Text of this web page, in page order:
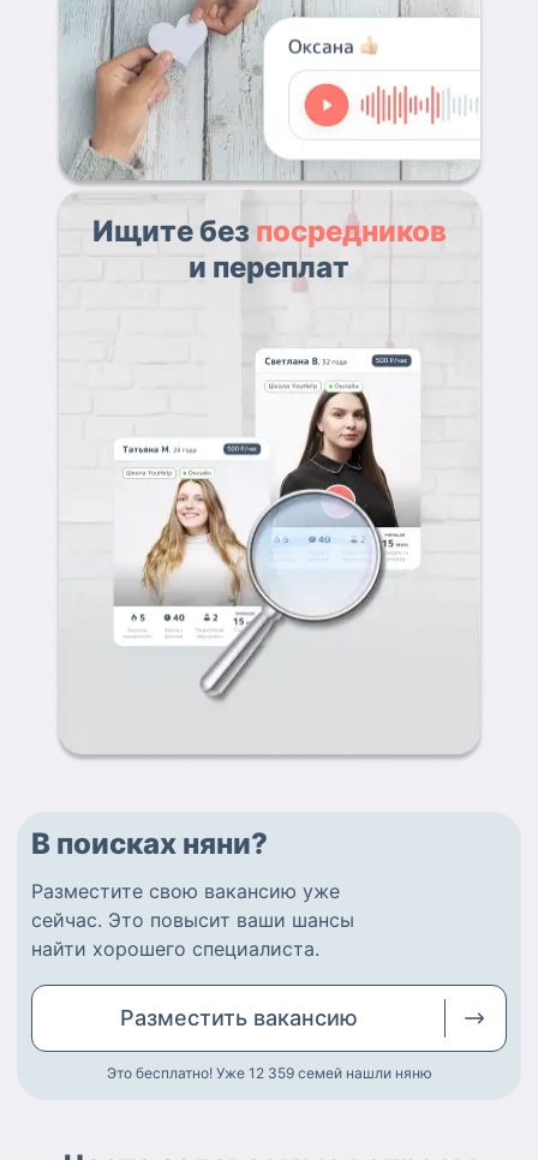
Ищите без посредников
и переплат
В поисках няни?
Разместите свою вакансию уже
сейчас. Это повысит ваши шансы
найти хорошего специалиста.
Разместить вакансию
Это бесплатно! Уже 12 359 семей нашли няню